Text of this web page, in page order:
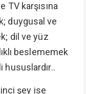
TV karşısına
duygusal ve
dil ve yüz
beslememek
şey ise